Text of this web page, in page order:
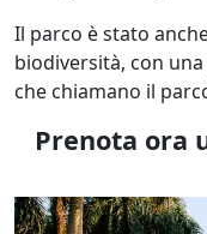
Il parco è stato
biodiversità, con
che chiamano il
Prenota ora